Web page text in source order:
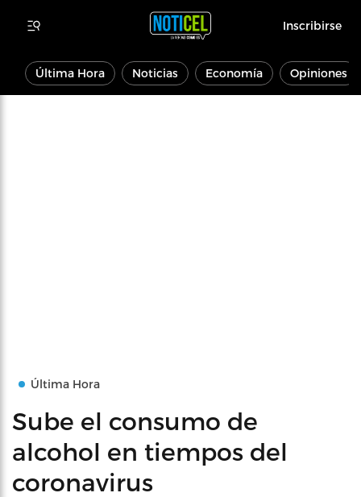
Inscribirse
Última Hora Noticias Economía Opiniones
Última Hora
Sube el consumo de
alcohol en tiempos del
coronavirus